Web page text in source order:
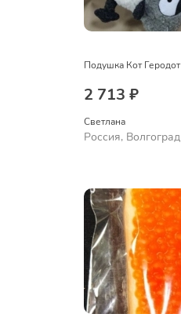
Подушка Кот Геродот
2 713 ₽
Светлана
Россия, Волгоград